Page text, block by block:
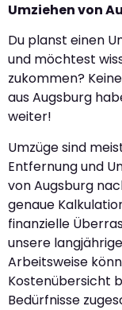
Umziehen von
Du planst einen
und möchtest
zukommen?
aus Augsburg
weiter!
Umzüge sind
Entfernung und
von Augsburg
genaue
finanzielle
unsere
Arbeitsweise
Kostenübersicht
Bedürfnisse